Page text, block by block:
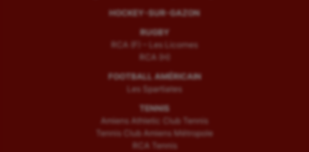
HOCKEY-SUR-GAZON
RUGBY
RCA (F) – Les Licornes
RCA (H)
FOOTBALL AMÉRICAIN
Les Spartiates
TENNIS
Amiens Athletic Club Tennis
Tennis Club Amiens Métropole
RCA Tennis